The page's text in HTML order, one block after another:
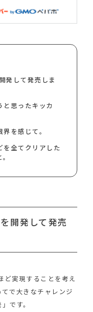
発して発売しま
と思ったキッカ
を感じて。
を全てクリアした
開発して発売
ど実現することを考え
で大きなチャレンジ
です。